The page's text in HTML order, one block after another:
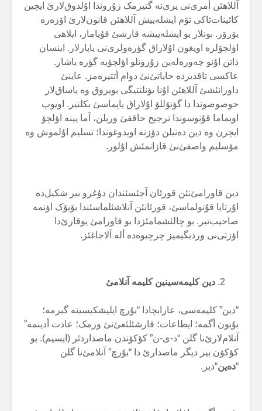
آللاهئن أمری‌نی یری‌نە گتیرمک زۇروندا اۇلدوق‌لارئ ایچین
کائینات‌تاکی تۆم ایشلەییش آللاهئن قانون‌لارئ اۆزەرە
یۆرۆر. بونلار بو ایشلەییشە قارشئ قۇیاماز، ایلاهی
اؤلچۆلرە اویغون اۇلاراق گؤرەولری‌نی یاپارلار. اینسان
ذاتن اۇنو چەورەلەین زۇرونلو اؤلچۆیە گؤرە یاشار.
عاکسی تاقدیردە حایاتئ‌نئ دوام أتتیرەمز. عاینئ
داورانئشئ آللاهئن اۇنا یؤنلتتیگی بویروق وە یاساق‌لار
حوصوصوندا دا گؤنۆللۆ اۇلاراق یاپماسئ بکلنیر. اویوپ
اویماما قۇنوسوندا ترجیح حاققئ وریلن، آما یینە اؤلچۆ
ایچرن وە دین دەنیلن دۆزنە اویدوغوندا؛ تسلیم اۇلموش وە
مۆسلیم واصفئ‌نئ قازانمئش اۇلور.
دین قاورامئ‌نئن قورئان آچئسئندان دۇغرو بیر شکیل‌دە
اۇرتایا قۇنولماسئ، قورئانئن آنلاشئلماسئندا بۆیۆک اؤنمە
صاحیب‌تیر. بو چالئشمامئزدا بو قاورامئ یوقارئ‌دا
اؤزتی‌نی وردیگیمیز چرچیوەدە ألە آلاجاغئز.
دین کلیمەسینین کلیمە آنلامئ
“دین” کلیمەسی، عارابچادا “بۇرچ ایلیشکیسینه گیرمه؛
بۇیون أگمه؛ ایطاعات؛ قارشئلئغئ‌نئ ورمک؛ عادت أدینمه”
آنلام‌لارئ‌نا گلن “د-ی-ن” کؤکۆندن ماصداردئر (ایسیم). بو
کؤکۆن بیر دیگر ماصدارئ دا “بۇرچ” آنلامئ‌نا گلن
“دەین“دیر.